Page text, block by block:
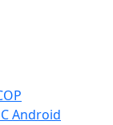
Android